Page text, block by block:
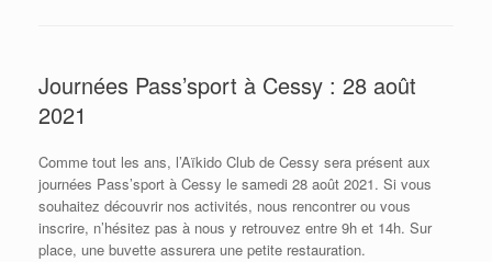
Journées Pass’sport à Cessy : 28 août
2021
Comme tout les ans, l’Aïkido Club de Cessy sera présent aux
journées Pass’sport à Cessy le samedi 28 août 2021. Si vous
souhaitez découvrir nos activités, nous rencontrer ou vous
inscrire, n’hésitez pas à nous y retrouvez entre 9h et 14h. Sur
place, une buvette assurera une petite restauration.